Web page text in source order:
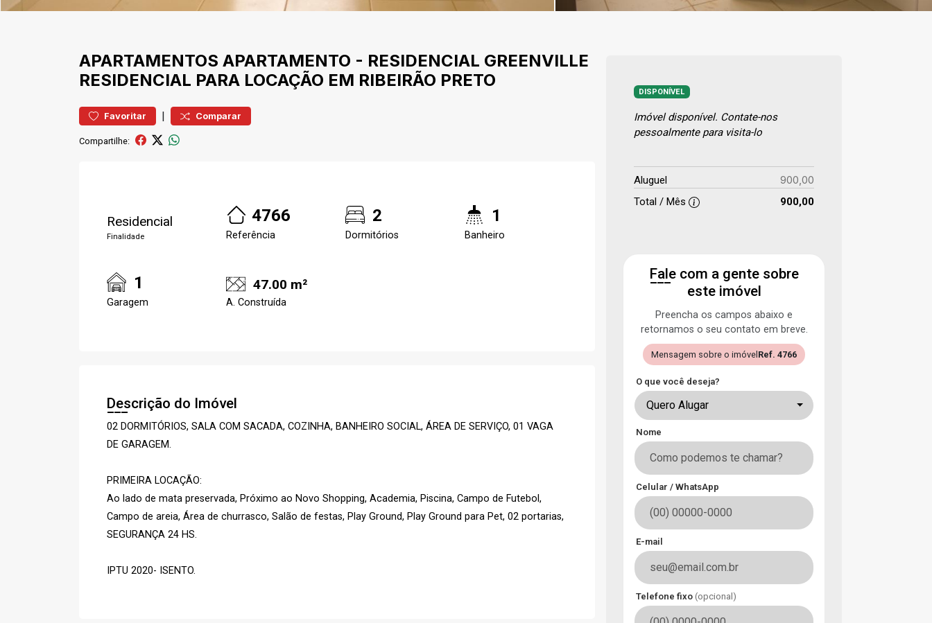
APARTAMENTOS APARTAMENTO - RESIDENCIAL GREENVILLE
RESIDENCIAL PARA LOCAÇÃO EM RIBEIRÃO PRETO
Favoritar | Comparar
Compartilhe:
Residencial
Finalidade
4766
Referência
2
Dormitórios
1
Banheiro
1
Garagem
47.00 m²
A. Construída
Descrição do Imóvel
02 DORMITÓRIOS, SALA COM SACADA, COZINHA, BANHEIRO SOCIAL, ÁREA DE SERVIÇO, 01 VAGA
DE GARAGEM.
PRIMEIRA LOCAÇÃO:
Ao lado de mata preservada, Próximo ao Novo Shopping, Academia, Piscina, Campo de Futebol,
Campo de areia, Área de churrasco, Salão de festas, Play Ground, Play Ground para Pet, 02 portarias,
SEGURANÇA 24 HS.
IPTU 2020- ISENTO.
DISPONÍVEL
Imóvel disponível. Contate-nos
pessoalmente para visita-lo
Aluguel 900,00
Total / Mês 900,00
Fale com a gente sobre
este imóvel
Preencha os campos abaixo e
retornamos o seu contato em breve.
Mensagem sobre o imóvel Ref. 4766
O que você deseja?
Quero Alugar
Nome
Celular / WhatsApp
E-mail
Telefone fixo (opcional)